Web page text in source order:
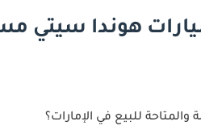
هوندا سيتي
للبيع في الإمارات؟